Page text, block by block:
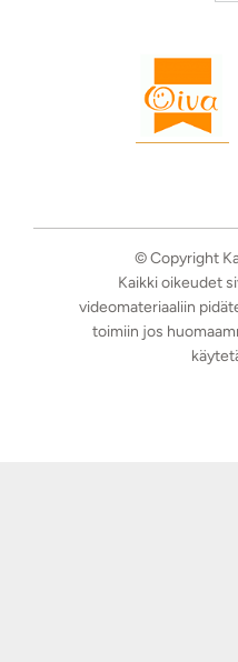
© Copyright
Kaikki oikeudet
videomateriaaliin
toimiin jos